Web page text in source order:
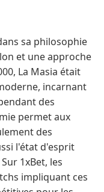
sa philosophie
et une approche
La Masia était
incarnant
des
permet aux
des
l'état d'esprit
1xBet, les
impliquant ces